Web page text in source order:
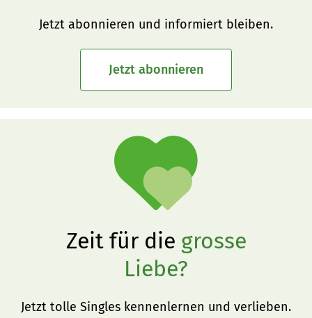
Jetzt abonnieren und informiert bleiben.
Jetzt abonnieren
Zeit für die grosse
Liebe?
Jetzt tolle Singles kennenlernen und verlieben.